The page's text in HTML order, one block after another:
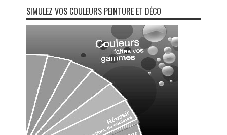
SIMULEZ VOS COULEURS PEINTURE ET DÉCO